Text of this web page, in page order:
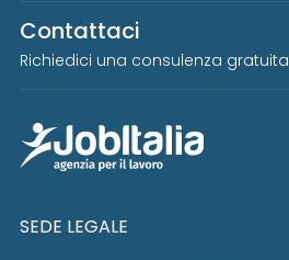
Contattaci
Richiedici una consulenza gratuita
SEDE LEGALE